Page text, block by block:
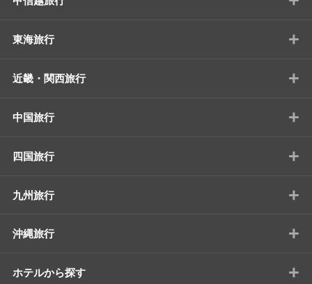
東海旅行 +
近畿・関西旅行 +
中国旅行 +
四国旅行 +
九州旅行 +
沖縄旅行 +
ホテルから探す +